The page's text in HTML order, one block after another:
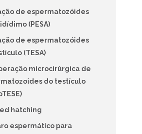
de espermatozóides
(PESA)
de espermatozóides
(TESA)
microcirúrgica de
do testículo
hatching
espermático para